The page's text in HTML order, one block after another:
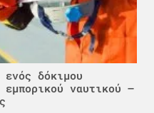
δόκιμου
ναυτικού –